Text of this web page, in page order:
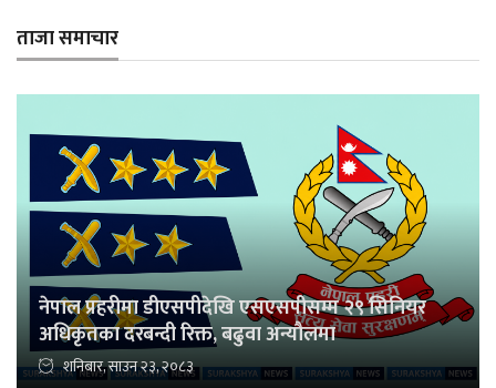
ताजा समाचार
नेपाल प्रहरीमा डीएसपीदेखि एसएसपीसम्म २९ सिनियर
अधिकृतका दरबन्दी रिक्त, बढुवा अन्यौलमा
शनिबार, साउन २३, २०८३